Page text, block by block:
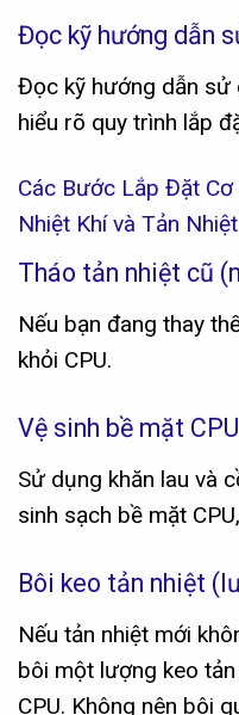
Đọc kỹ hướng dẫn
Đọc kỹ hướng dẫn sử
hiểu rõ quy trình lắp
Các Bước Lắp Đặt
Nhiệt Khí và Tản
Tháo tản nhiệt cũ
Nếu bạn đang thay
khỏi CPU.
Vệ sinh bề mặt CPU
Sử dụng khăn lau và
sinh sạch bề mặt
Bôi keo tản nhiệt
Nếu tản nhiệt mới
bôi một lượng keo
CPU. Không nên bôi